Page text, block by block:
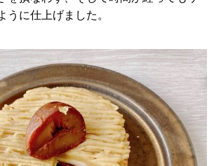
うに仕上げました。